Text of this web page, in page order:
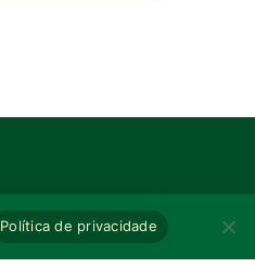
Política de privacidade